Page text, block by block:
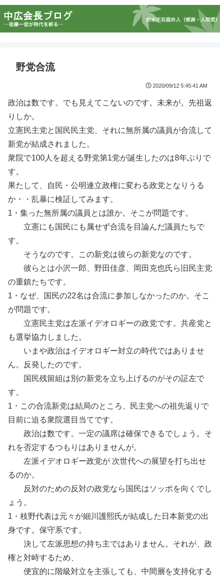
野党合流
2020/09/12 5:45:41 AM
政治は数です。でも見えてこないのです。未来が。先祖返
りしか。
立憲民主党と国民民主党、それに無所属の議員が合流して
新党が結成されました。
衆院で100人を超える野党第1党が誕生したのは8年ぶりで
す。
果たして、自民・公明連立政権に変わる政党となりうる
か・・乱暴に検証してみます。
1・集った無所属の議員とは誰か。そこが問題です。
立憲にも国民にも属せず合流を目論んだ議員たちで
す。
そうなのです。この新党は彼らの新党なのです。
彼らとは小沢一郎、野田佳彦、岡田克也氏ら旧民主党
の重鎮たちです。
1・なぜ、国民の22名は合流に参加しなかったのか。そこ
が問題です。
立憲民主党は左派イデオロギーの政党です。共産党と
も選挙協力しました。
いまや政治はイデオロギー対立の時代ではありませ
ん。反発したのです。
国民残留組は別の新党を立ち上げるのがその証左で
す。
1・この合流新党は結局のところ、民主党への祖先返りで
目前に迫る衆院選目当てです。
政治は数です。一定の議席は確保できるでしょう。そ
れを否定するつもりはありませんが。
左派イデオロギー政党が 次世代への展望を打ち出せ
るのか。
反対のための反対の政党なら国民はソッポを向くでし
ょう。
1・枝野代表は元々が細川護熙氏が結成した日本新党の出
身です。保守系です。
決して左派思想の持ち主ではありません。それが、政
権と対峙するため、
便宜的に階級対立を主張しても、中間層を支持化する